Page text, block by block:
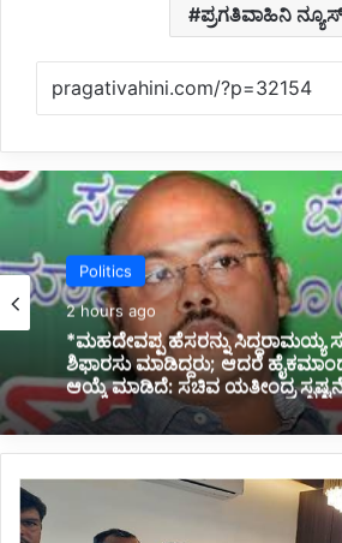
ಪ್ರಗತಿವಾಹಿನಿ ನ್ಯೂಸ್
Latest
2 hours ago
*ಸಿಗರೇಟ್ ಸೇದಲು ಜಾಗ ಕೊಡಿ,
ಕೊಡಿ ಎಂದು ಡೆಲಿವರಿ ಬಾಯ್ ನಿಂದ
ಗ್
ರಾ